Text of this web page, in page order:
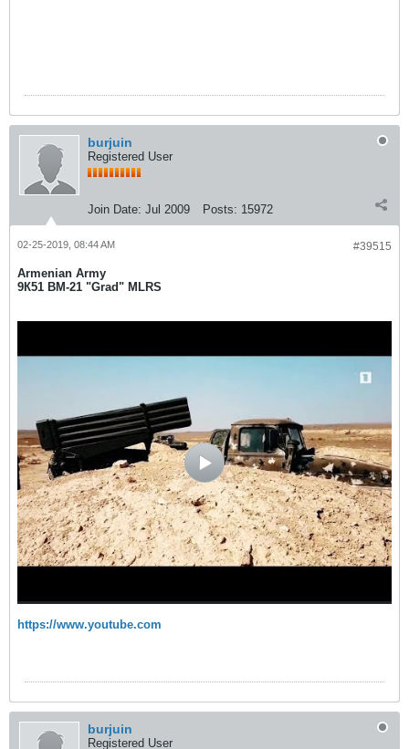
burjuin
Registered User
Join Date: Jul 2009 Posts: 15972
#39515
02-25-2019, 08:44 AM
Armenian Army
9К51 BM-21 "Grad" MLRS
https://www.youtube.com
burjuin
Registered User